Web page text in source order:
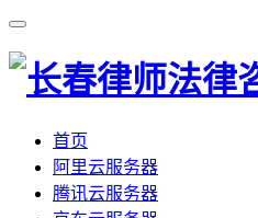
首页
阿里云服务器
腾讯云服务器